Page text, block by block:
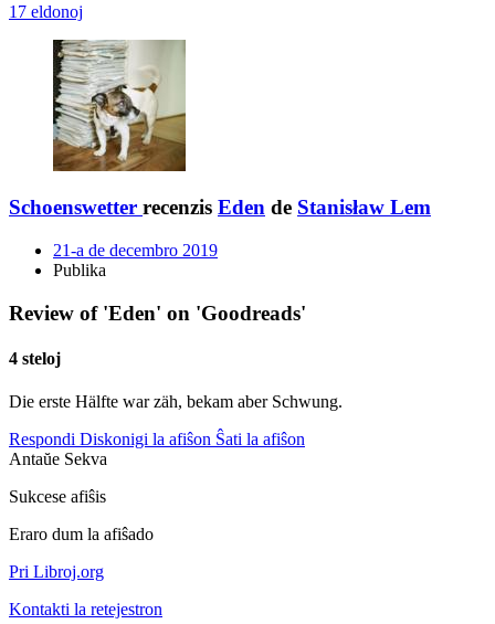
17 eldonoj
Schoenswetter recenzis Eden de Stanisław Lem
21-a de decembro 2019
Publika
Review of 'Eden' on 'Goodreads'
4 steloj
Die erste Hälfte war zäh, bekam aber Schwung.
Respondi Diskonigi la afiŝon Ŝati la afiŝon
Antaŭe Sekva
Sukcese afiŝis
Eraro dum la afiŝado
Pri Libroj.org
Kontakti la retejestron